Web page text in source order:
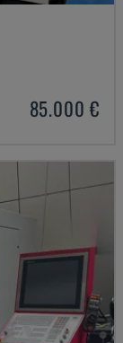
85.000 €